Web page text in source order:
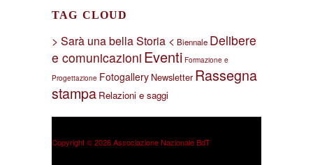
TAG CLOUD
> Sarà una bella Storia < Biennale Delibere
e comunicazioni Eventi Formazione e
Progettazione Fotogallery Newsletter Rassegna
stampa Relazioni e saggi
Copyright © 2026 Associazione Nazionale BdT